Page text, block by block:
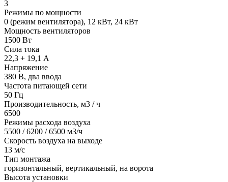
3
Режимы по мощности
0 (режим вентилятора), 12 кВт, 24 кВт
Мощность вентиляторов
1500 Вт
Сила тока
22,3 + 19,1 А
Напряжение
380 В, два ввода
Частота питающей сети
50 Гц
Производительность, м3 / ч
6500
Режимы расхода воздуха
5500 / 6200 / 6500 м3/ч
Скорость воздуха на выходе
13 м/с
Тип монтажа
горизонтальный, вертикальный, на ворота
Высота установки